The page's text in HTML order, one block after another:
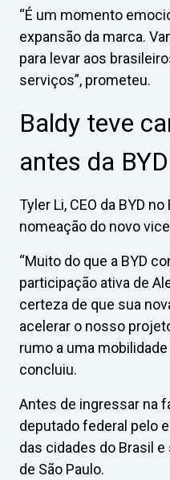
“É um momento
expansão da marca.
para levar aos
serviços”, prometeu.
Baldy teve
antes da BYD
Tyler Li, CEO da BYD
nomeação do novo
“Muito do que a BYD
participação ativa de
certeza de que sua
acelerar o nosso
rumo a uma
concluiu.
Antes de ingressar na
deputado federal pelo
das cidades do Brasil
de São Paulo.